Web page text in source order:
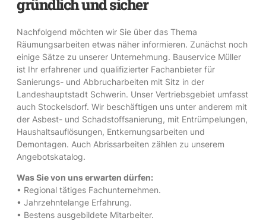
gründlich und sicher
Nachfolgend möchten wir Sie über das Thema
Räumungsarbeiten etwas näher informieren. Zunächst noch
einige Sätze zu unserer Unternehmung. Bauservice Müller
ist Ihr erfahrener und qualifizierter Fachanbieter für
Sanierungs- und Abbrucharbeiten mit Sitz in der
Landeshauptstadt Schwerin. Unser Vertriebsgebiet umfasst
auch Stockelsdorf. Wir beschäftigen uns unter anderem mit
der Asbest- und Schadstoffsanierung, mit Entrümpelungen,
Haushaltsauflösungen, Entkernungsarbeiten und
Demontagen. Auch Abrissarbeiten zählen zu unserem
Angebotskatalog.
Was Sie von uns erwarten dürfen:
• Regional tätiges Fachunternehmen.
• Jahrzehntelange Erfahrung.
• Bestens ausgebildete Mitarbeiter.